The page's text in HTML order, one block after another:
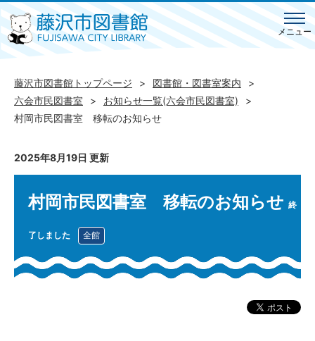
メニュー
藤沢市図書館トップページ
図書館・図書室案内
六会市民図書室
お知らせ一覧(六会市民図書室)
村岡市民図書室 移転のお知らせ
2025年8月19日 更新
村岡市民図書室 移転のお知らせ 終
了しました 全館